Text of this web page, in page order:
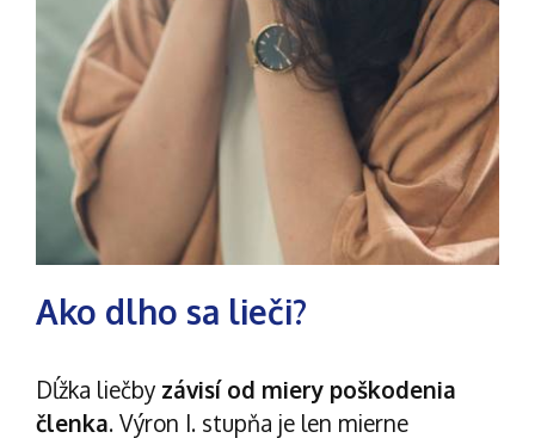
Ako dlho sa lieči?
Dĺžka liečby závisí od miery poškodenia
členka. Výron I. stupňa je len mierne